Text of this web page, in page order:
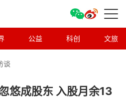
公益 科创 文旅
谈
悠成股东 入股月余13